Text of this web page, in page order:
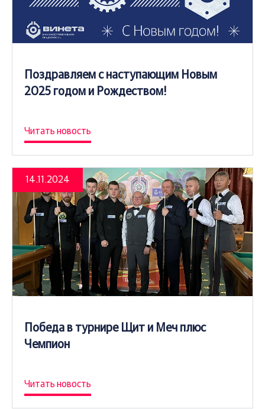
Поздравляем с наступающим Новым
2025 годом и Рождеством!
Читать новость
14.11.2024
Победа в турнире Щит и Меч плюс
Чемпион
Читать новость